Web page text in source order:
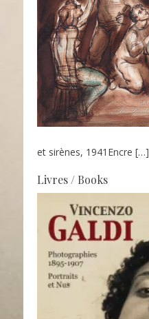
et sirènes, 1941Encre […]
Livres / Books